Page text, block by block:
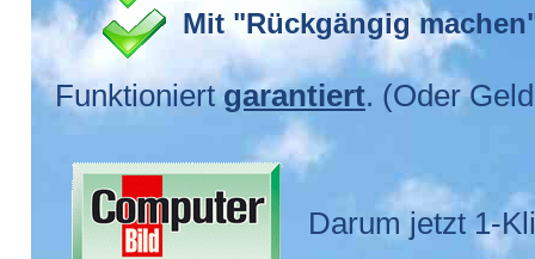
Mit "Rückgängig
Funktioniertgarantiert. (Oder
Darum jetzt 1-